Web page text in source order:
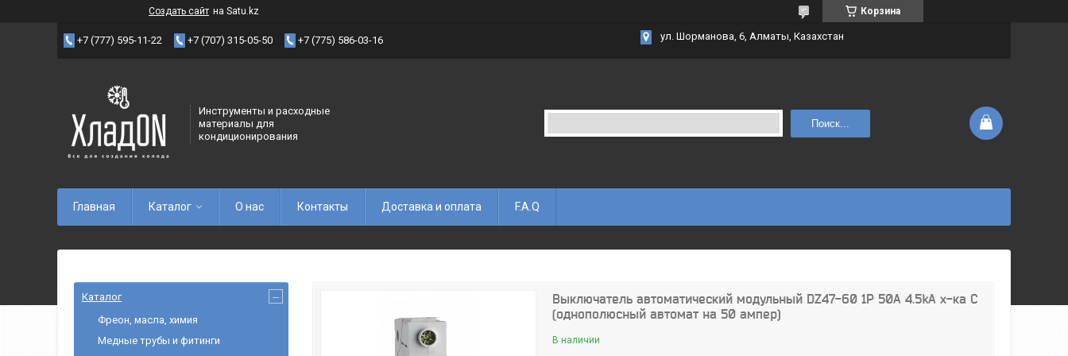
Создать сайт на Satu.kz Корзина
+7 (777) 595-11-22 +7 (707) 315-05-50 +7 (775) 586-03-16 ул. Шорманова, 6, Алматы, Казахстан
Инструменты и расходные
материалы для
кондиционирования
Поиск...
Главная Каталог О нас Контакты Доставка и оплата F.A.Q
Выключатель автоматический модульный DZ47-60 1P 50A 4.5kA х-ка С
(однополюсный автомат на 50 ампер)
В наличии
Каталог
Фреон, масла, химия
Медные трубы и фитинги